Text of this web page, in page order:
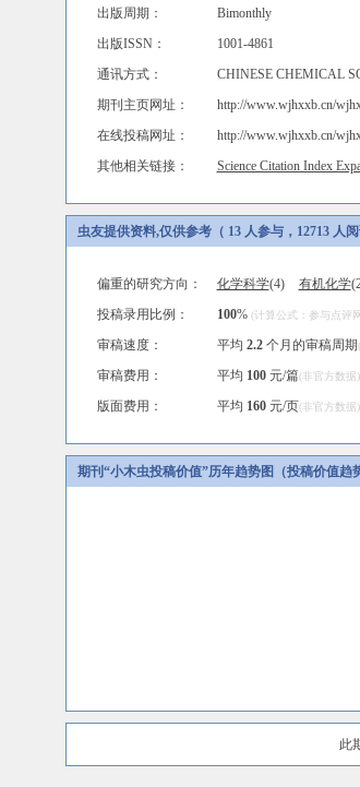
出版周期：
Bimonthly
出版ISSN：
1001-4861
通讯方式：
CHINESE CHEMICAL
期刊主页网址：
http://www.wjhxxb.cn/
在线投稿网址：
http://www.wjhxxb.cn/
其他相关链接：
Science Citation Index
虫友提供资料,仅供参考（ 13 人参与，12713 人阅
偏重的研究方向： 化学科学(4) 有机化学
投稿录用比例：
100% (计算公式：参与点评
审稿速度： 平均 2.2个月的审稿周期
审稿费用： 平均 100元/篇(非官方数据)
版面费用： 平均 160元/页(非官方数据)
期刊“小木虫投稿价值”历年趋势图（投稿价值趋
此